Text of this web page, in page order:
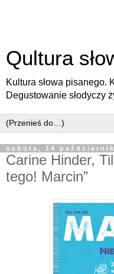
Qultura
Kultura słowa pisanego.
Degustowanie słodyczy
sobota, 14
Carine Hinder,
tego! Marcin”